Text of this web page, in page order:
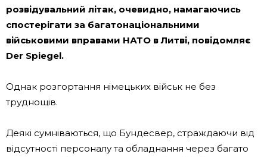
розвідувальний літак, очевидно, намагаючись
спостерігати за багатонаціональними
військовими вправами НАТО в Литві, повідомляє
Der Spiegel.
Однак розгортання німецьких військ не без
труднощів.
Деякі сумніваються, що Бундесвер, страждаючи від
відсутності персоналу та обладнання через багато